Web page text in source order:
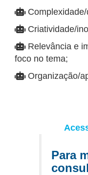
Criatividade/
Relevância e
foco no tema;
Organização/
Para